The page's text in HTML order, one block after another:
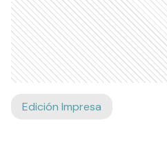
Edición Impresa